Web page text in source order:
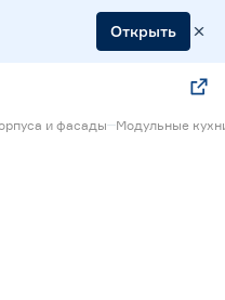
Открыть
и фасады Модульные